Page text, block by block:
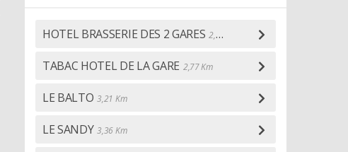
HOTEL BRASSERIE DES 2 GARES 2,35 Km
TABAC HOTEL DE LA GARE 2,77 Km
LE BALTO 3,21 Km
LE SANDY 3,36 Km